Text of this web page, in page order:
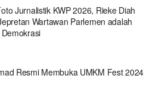
Jurnalistik KWP 2026, Rieke Diah
Wartawan Parlemen adalah
Resmi Membuka UMKM Fest 2024